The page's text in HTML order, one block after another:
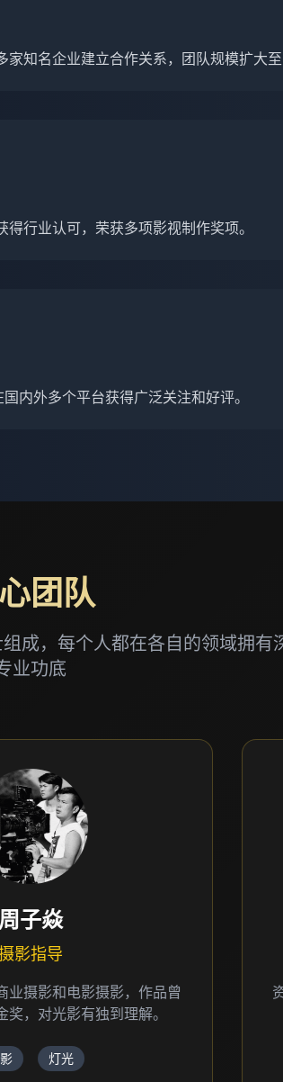
知名企业建立合作关系，团队规模扩大至
行业认可，荣获多项影视制作奖项。
内外多个平台获得广泛关注和好评。
团队
成，每个人都在各自的领域拥有
业功底
周子焱
影指导
业摄影和电影摄影，作品曾
奖，对光影有独到理解。
灯光